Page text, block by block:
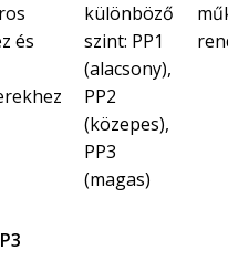
és
különböző
szint: PP1
(alacsony),
PP2
(közepes),
PP3
(magas)